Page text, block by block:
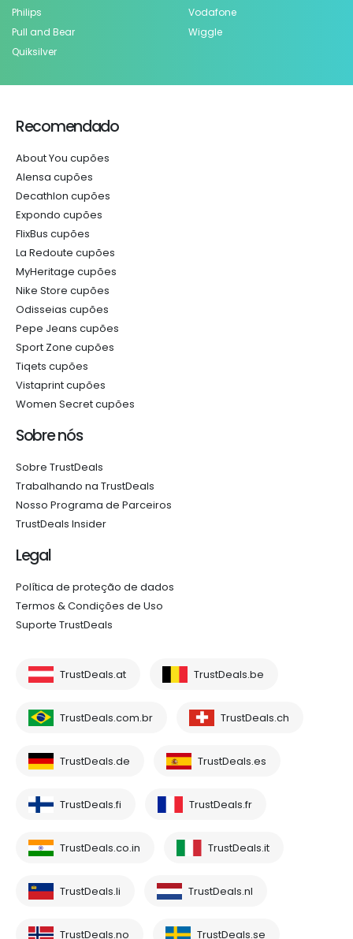
Philips
Pull and Bear
Quiksilver
Vodafone
Wiggle
Recomendado
About You cupões
Alensa cupões
Decathlon cupões
Expondo cupões
FlixBus cupões
La Redoute cupões
MyHeritage cupões
Nike Store cupões
Odisseias cupões
Pepe Jeans cupões
Sport Zone cupões
Tiqets cupões
Vistaprint cupões
Women Secret cupões
Sobre nós
Sobre TrustDeals
Trabalhando na TrustDeals
Nosso Programa de Parceiros
TrustDeals Insider
Legal
Política de proteção de dados
Termos & Condições de Uso
Suporte TrustDeals
TrustDeals.at TrustDeals.be
TrustDeals.com.br TrustDeals.ch
TrustDeals.de TrustDeals.es
TrustDeals.fi TrustDeals.fr
TrustDeals.co.in TrustDeals.it
TrustDeals.li TrustDeals.nl
TrustDeals.no TrustDeals.se